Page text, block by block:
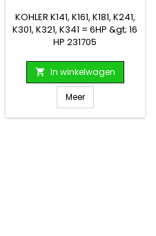
KOHLER K141, K161, K181, K241,
K301, K321, K341 = 6HP &gt; 16
HP 231705
 In winkelwagen
Meer